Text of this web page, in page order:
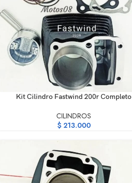
AÑADIR AL CARRITO
Kit Cilindro Fastwind 200r Completo
CILINDROS
$213.000